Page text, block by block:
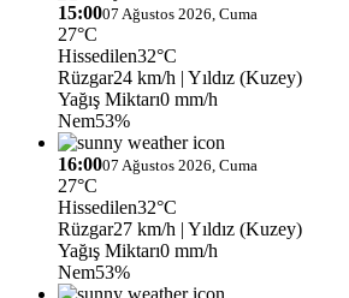
15:0007 Ağustos 2026, Cuma
27°C
Hissedilen32°C
Rüzgar24 km/h | Yıldız (Kuzey)
Yağış Miktarı0 mm/h
Nem53%
16:0007 Ağustos 2026, Cuma
27°C
Hissedilen32°C
Rüzgar27 km/h | Yıldız (Kuzey)
Yağış Miktarı0 mm/h
Nem53%